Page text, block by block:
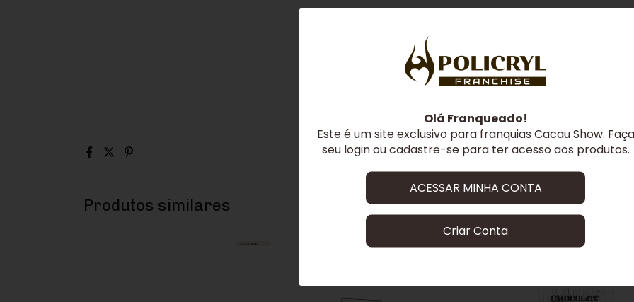
Produtos similares
Olá Franqueado!
Este é um site exclusivo para franquias Cacau Show. Faça
seu login ou cadastre-se para ter acesso aos produtos.
ACESSAR MINHA CONTA
Criar Conta